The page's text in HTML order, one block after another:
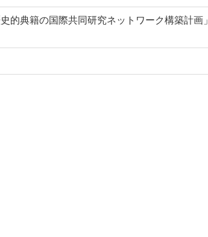
的典籍の国際共同研究ネットワーク構築計画」